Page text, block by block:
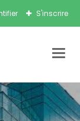
S'inscrire